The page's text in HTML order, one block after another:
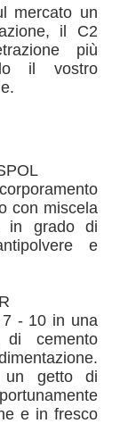
mercato un
il C2
più
il vostro
con miscela
in grado di
e
- 10 in una
di cemento
un getto di
e in fresco